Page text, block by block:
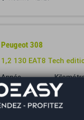
Peugeot 308
1,2 130 EAT8 Tech
Année
2018
102000
Brest - 29850